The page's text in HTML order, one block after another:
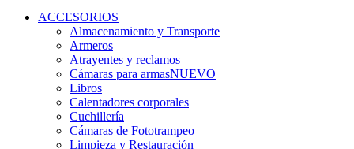
ACCESORIOS
Almacenamiento y Transporte
Armeros
Atrayentes y reclamos
Cámaras para armasNUEVO
Libros
Calentadores corporales
Cuchillería
Cámaras de Fototrampeo
Limpieza y Restauración